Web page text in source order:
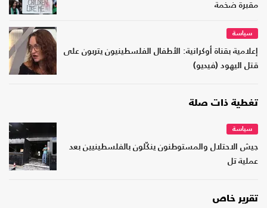
مقبرة ضخمة
سياسة
إعلامية بقناة أوكرانية: الأطفال الفلسطينيون يتربون على
قتل اليهود (فيديو)
تغطية ذات صلة
سياسة
جيش الاحتلال والمستوطنون ينكّلون بالفلسطينيين بعد
عملية تل
تقرير خاص